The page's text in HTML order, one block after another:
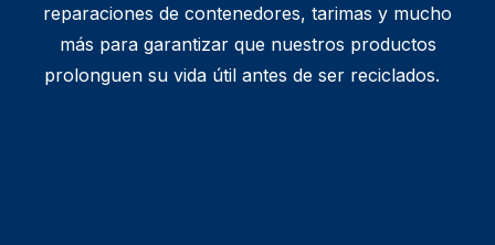
reparaciones de contenedores, tarimas y mucho
más para garantizar que nuestros productos
prolonguen su vida útil antes de ser reciclados.